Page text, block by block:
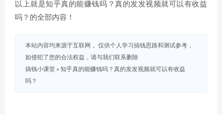
以上就是知乎真的能赚钱吗？真的发发视频就可以有收益
吗？的全部内容！
本站内容均来源于互联网， 仅供个人学习搞钱思路和测试参考，
如侵犯了您的合法权益，请与我们联系删除
搞钱小课堂 » 知乎真的能赚钱吗？真的发发视频就可以有收益
吗？